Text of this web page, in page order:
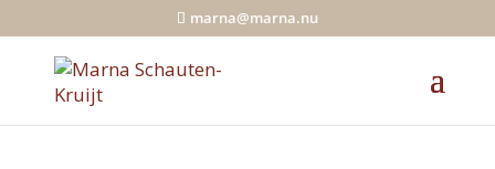
marna@marna.nu